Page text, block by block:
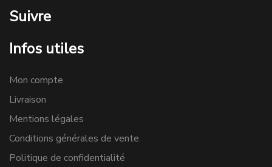
Suivre
Infos utiles
Mon compte
Livraison
Mentions légales
Conditions générales de vente
Politique de confidentialité